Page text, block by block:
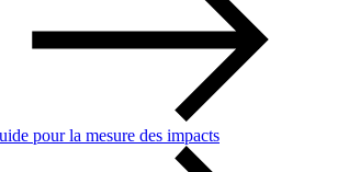
pour la mesure des impacts